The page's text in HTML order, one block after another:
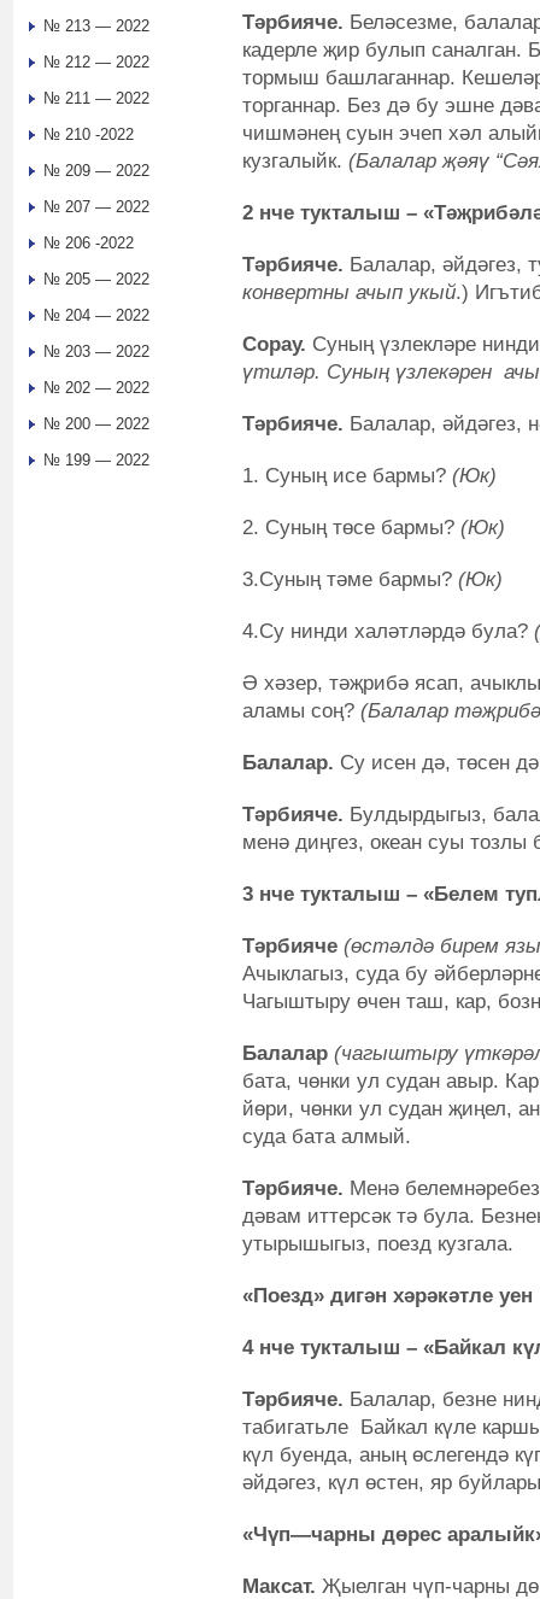
Тәрбияче. Беләсезме,
кадерле җир булып саналган.
тормыш башлаганнар.
торганнар. Без дә бу эшне
чишмәнең суын эчеп хәл
кузгалыйк. (Балалар җәяү
2 нче тукталыш –
Тәрбияче. Балалар, әйдәгез,
конвертны ачып укый.)
Сорау. Суның үзлекләре
үтиләр. Суның үзлекәрен
Тәрбияче. Балалар, әйдәгез,
1. Суның исе бармы? (Юк)
2. Суның төсе бармы? (Юк)
3.Суның тәме бармы? (Юк)
4.Су нинди халәтләрдә була? (
Ә хәзер, тәҗрибә ясап,
аламы соң? (Балалар
Балалар. Су исен дә, төсен
Тәрбияче. Булдырдыгыз,
менә диңгез, океан суы тозлы
3 нче тукталыш – «Белем
Тәрбияче (өстәлдә бирем
Ачыклагыз, суда бу
Чагыштыру өчен таш, кар,
Балалар (чагыштыру
бата, чөнки ул судан авыр.
йөри, чөнки ул судан җиңел,
суда бата алмый.
Тәрбияче. Менә
дәвам иттерсәк тә була.
утырышыгыз, поезд кузгала.
«Поезд» дигән хәрәкәтле уен
4 нче тукталыш – «Байкал
Тәрбияче. Балалар, безне
табигатьле Байкал күле
күл буенда, аның өслегендә
әйдәгез, күл өстен, яр
«Чүп—чарны дөрес
Максат. Җыелган чүп-чарны
№ 213 — 2022
№ 212 — 2022
№ 211 — 2022
№ 210 -2022
№ 209 — 2022
№ 207 — 2022
№ 206 -2022
№ 205 — 2022
№ 204 — 2022
№ 203 — 2022
№ 202 — 2022
№ 200 — 2022
№ 199 — 2022